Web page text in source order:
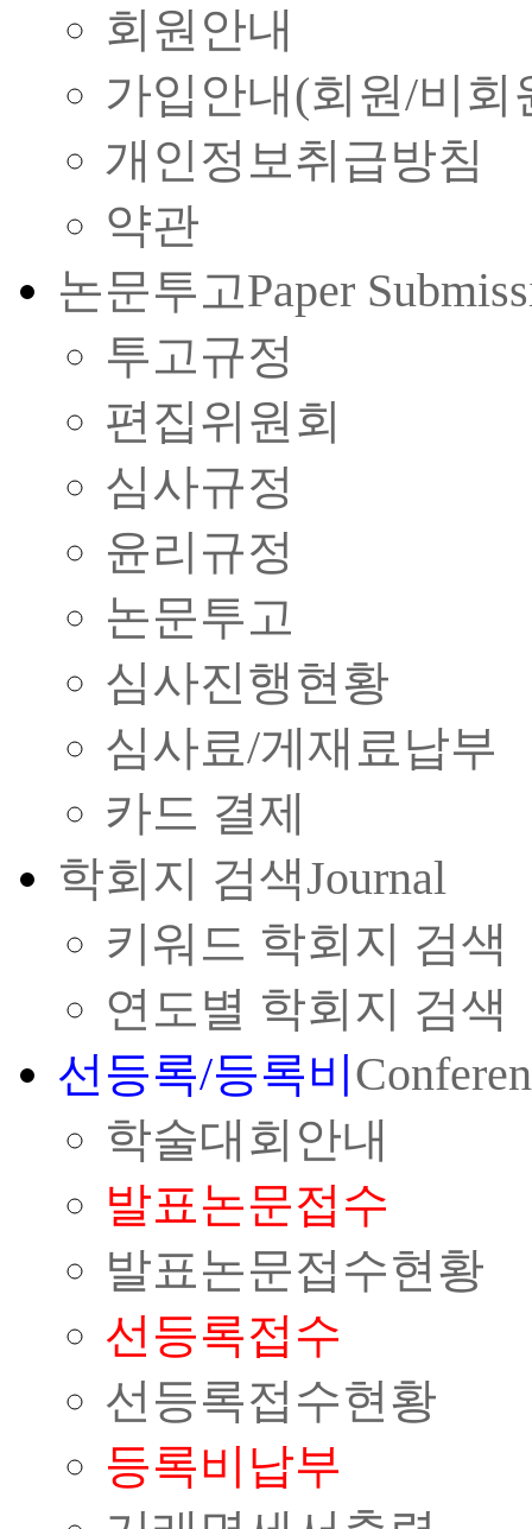
회원안내
가입안내(회원/비회
개인정보취급방침
약관
논문투고Paper
투고규정
편집위원회
심사규정
윤리규정
논문투고
심사진행현황
심사료/게재료납부
카드 결제
학회지 검색Journal
키워드 학회지 검색
연도별 학회지 검색
선등록/등록비
학술대회안내
발표논문접수
발표논문접수현황
선등록접수
선등록접수현황
등록비납부